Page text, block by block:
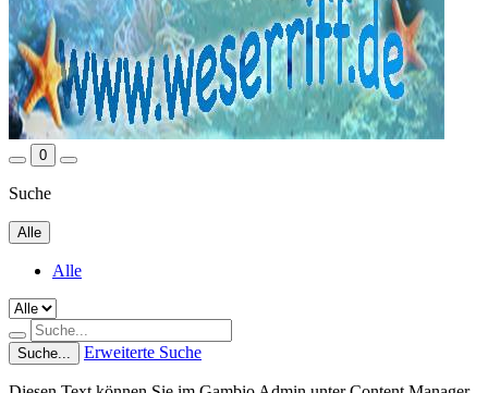
0
Suche
Alle
Alle
Suche... Erweiterte Suche